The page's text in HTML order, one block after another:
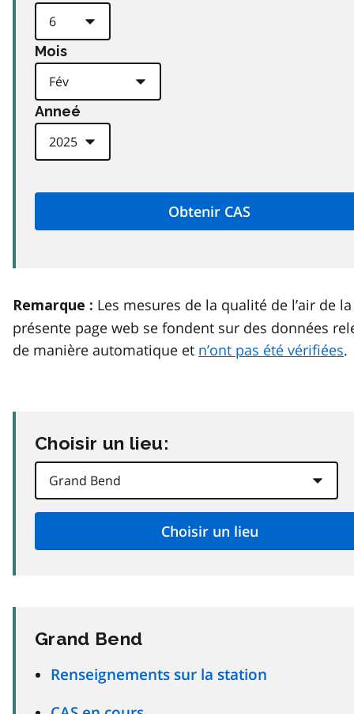
Mois
Anneé
Remarque : Les mesures de la qualité de l’air de la
présente page web se fondent sur des données
de manière automatique et n’ont pas été vérifiées.
Choisir un lieu:
Grand Bend
Renseignements sur la station